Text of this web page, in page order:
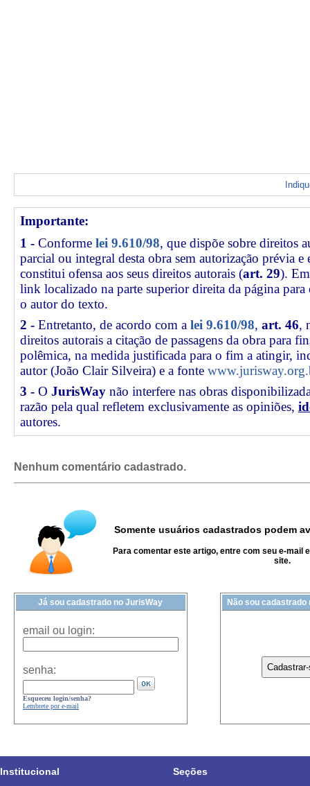
Importante:
1 - Conforme lei 9.610/98, que dispõe sobre direitos
parcial ou integral desta obra sem autorização prévia e
constitui ofensa aos seus direitos autorais (art. 29).
link localizado na parte superior direita da página
o autor do texto.
2 - Entretanto, de acordo com a lei 9.610/98, art. 46,
direitos autorais a citação de passagens da obra para
polêmica, na medida justificada para o fim a atingir,
autor (João Clair Silveira) e a fonte
3 - O JurisWay não interfere nas obras
razão pela qual refletem exclusivamente as opiniões,
autores.
Nenhum comentário cadastrado.
Somente usuários cadastrados podem
Para comentar este artigo, entre com seu e-mail
site.
Já sou cadastrado no JurisWay
email ou login:
senha:
Esqueceu login/senha?
Lembrete por e-mail
Não sou cadastrado
Institucional Seções